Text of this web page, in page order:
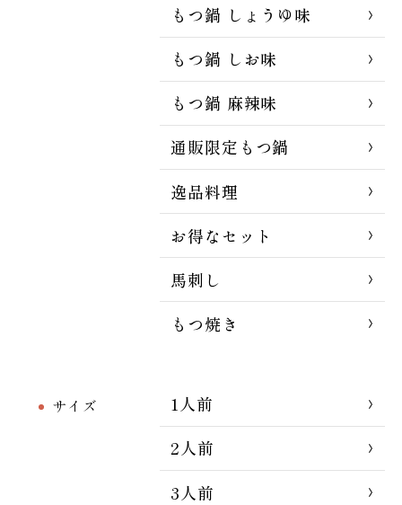
もつ鍋 しょうゆ味
もつ鍋 しお味
もつ鍋 麻辣味
通販限定もつ鍋
逸品料理
お得なセット
馬刺し
もつ焼き
サイズ
1人前
2人前
3人前